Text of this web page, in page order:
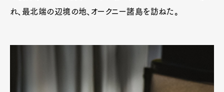
Pen tw
れ、最北端の辺境の地、オークニー諸島を訪ねた。